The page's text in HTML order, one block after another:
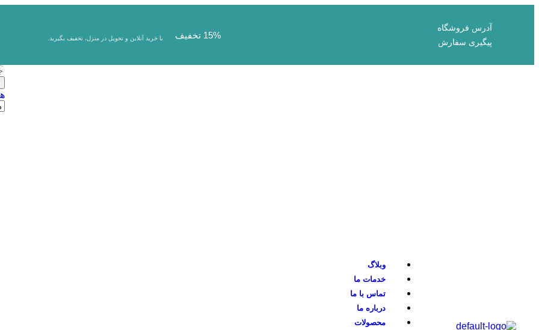
آدرس فروشگاه
پیگیری سفارش
15% تخفیف با خرید آنلاین و تحویل در منزل، تخفیف بگیرید.
وبلاگ
خدمات ما
تماس با ما
درباره ما
محصولات